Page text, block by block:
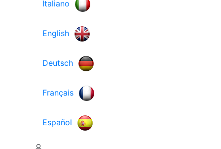
Italiano
English
Deutsch
Français
Español